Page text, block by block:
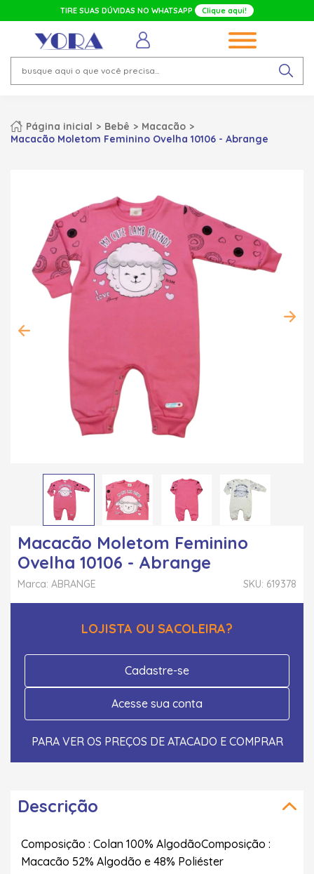
TIRE SUAS DÚVIDAS NO WHATSAPP Clique aqui!
Página inicial Bebê
Macacão
Macacão Moletom Feminino Ovelha 10106 - Abrange
Macacão Moletom Feminino
Ovelha 10106 - Abrange
SKU: 619378
Marca: ABRANGE
LOJISTA OU SACOLEIRA?
Cadastre-se
Acesse sua conta
PARA VER OS PREÇOS DE ATACADO E COMPRAR
Descrição
Composição : Colan 100% AlgodãoComposição :
Macacão 52% Algodão e 48% Poliéster